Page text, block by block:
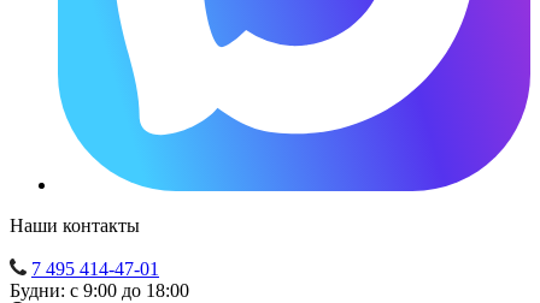
Наши контакты
7 495 414-47-01
Будни: с 9:00 до 18:00